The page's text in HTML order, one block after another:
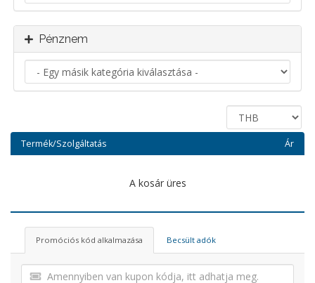
Pénznem
Termék/Szolgáltatás Ár
A kosár üres
Promóciós kód alkalmazása Becsült adók